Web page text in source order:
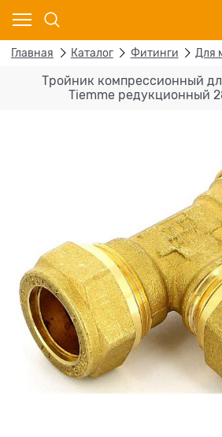
Главная Каталог Фитинги Для
Тройник компрессионный
Tiemme редукционный